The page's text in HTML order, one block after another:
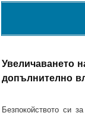
Увеличаването
допълнително
Безпокойството си за